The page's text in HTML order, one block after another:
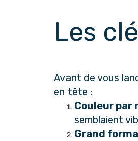
Les
Avant de vous
en tête :
Couleur par
semblaient
Grand